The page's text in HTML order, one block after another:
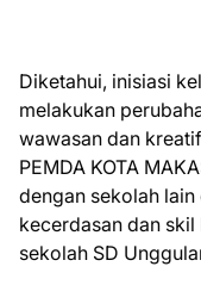
Diketahui, inisiasi
melakukan
wawasan dan
PEMDA KOTA
dengan sekolah
kecerdasan dan
sekolah SD